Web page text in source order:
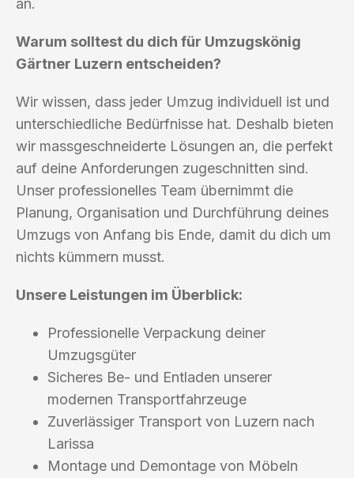
an.
Warum solltest du dich für Umzugskönig
Gärtner Luzern entscheiden?
Wir wissen, dass jeder Umzug individuell ist und
unterschiedliche Bedürfnisse hat. Deshalb bieten
wir massgeschneiderte Lösungen an, die perfekt
auf deine Anforderungen zugeschnitten sind.
Unser professionelles Team übernimmt die
Planung, Organisation und Durchführung deines
Umzugs von Anfang bis Ende, damit du dich um
nichts kümmern musst.
Unsere Leistungen im Überblick:
Professionelle Verpackung deiner
Umzugsgüter
Sicheres Be- und Entladen unserer
modernen Transportfahrzeuge
Zuverlässiger Transport von Luzern nach
Larissa
Montage und Demontage von Möbeln